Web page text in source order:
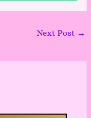
Next Post →